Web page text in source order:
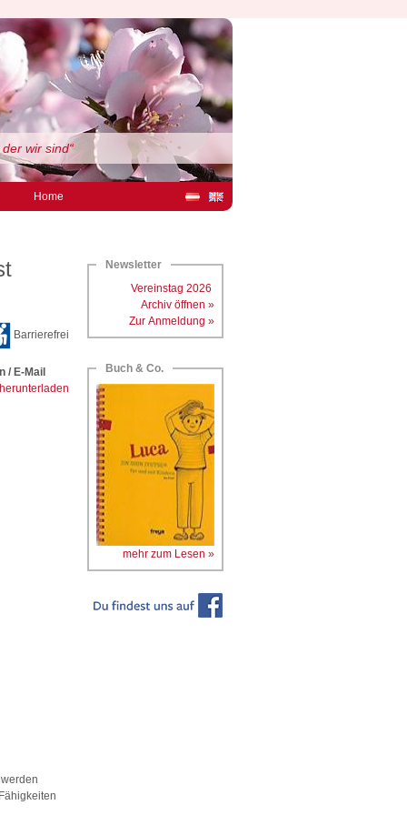
wir sind“
Home
Barrierefrei
/ E-Mail
Newsletter
Vereinstag 2026
Archiv öffnen »
Zur Anmeldung »
Buch & Co.
mehr zum Lesen »